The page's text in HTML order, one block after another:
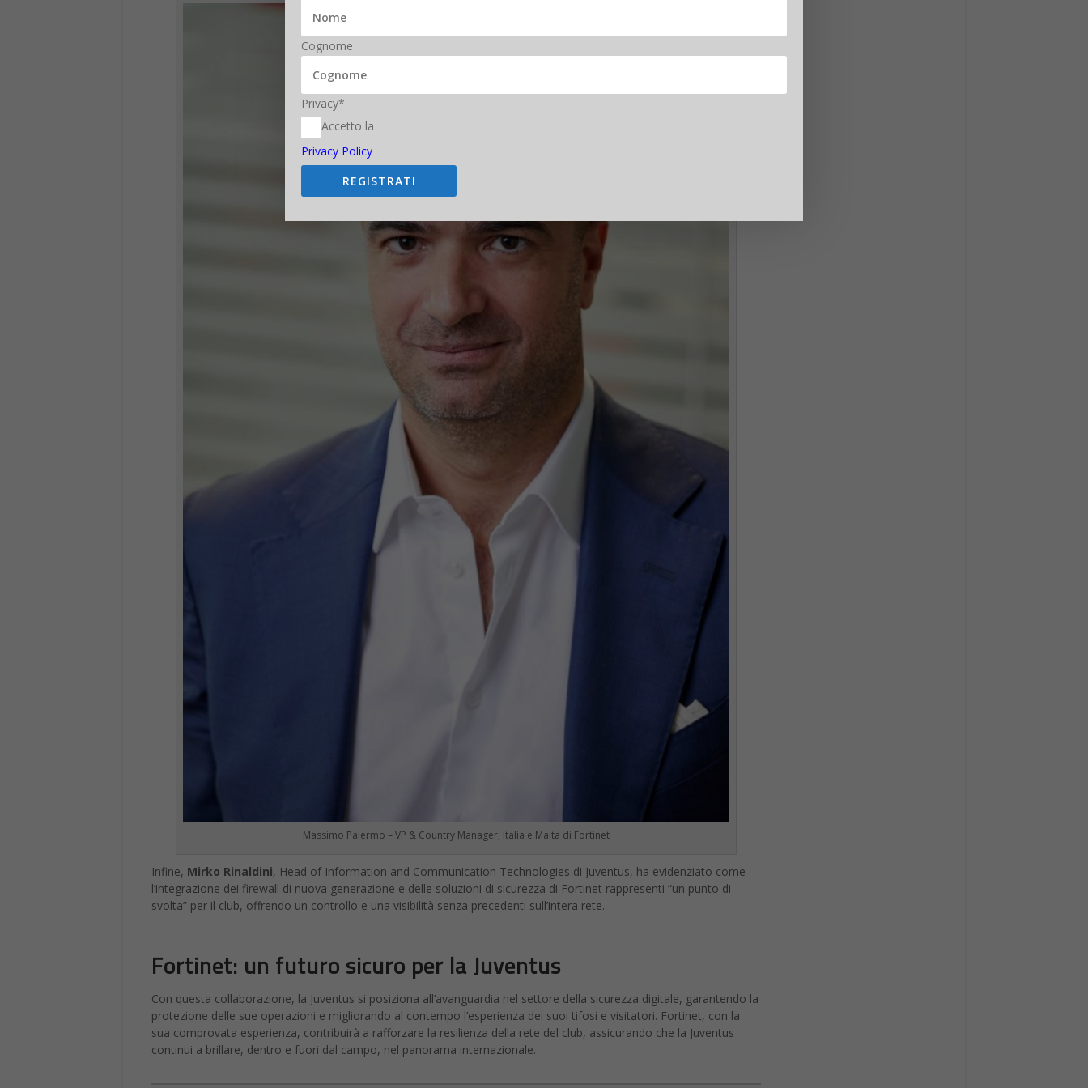
Infine,Mirko Rinaldini, Head of Information and Communication Technologies di Juventus, ha evidenziato come
l’integrazione dei firewall di nuova generazione e delle soluzioni di sicurezza di Fortinet rappresenti “un punto di
Fortinet: un futuro sicuro per la Juventus
protezione delle sue operazioni e migliorando al contempo l’esperienza dei suoi tifosi e visitatori. Fortinet, con la
continui a brillare, dentro e fuori dal campo, nel panorama internazionale.
Francesco Marino
Privacy*
Accetto la
Privacy Policy
REGISTRATI